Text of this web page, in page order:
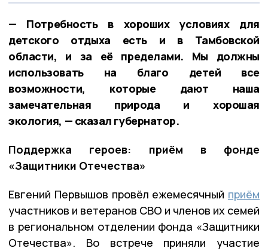
— Потребность в хороших условиях для
детского отдыха есть и в Тамбовской
области, и за её пределами. Мы должны
использовать на благо детей все
возможности, которые дают наша
замечательная природа и хорошая
экология, — сказал губернатор.
Поддержка героев: приём в фонде
«Защитники Отечества»
Евгений Первышов провёл ежемесячный приём
участников и ветеранов СВО и членов их семей
в региональном отделении фонда «Защитники
Отечества». Во встрече приняли участие